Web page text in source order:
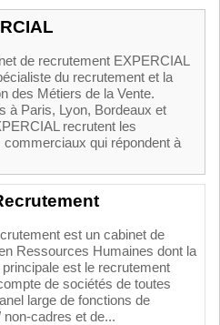
de recrutement EXPERCIAL
du recrutement et la
des Métiers de la Vente.
à Paris, Lyon, Bordeaux et
recrutent les
qui répondent à
est un cabinet de
Ressources Humaines dont la
est le recrutement
de sociétés de toutes
large de fonctions de
non-cadres et de...